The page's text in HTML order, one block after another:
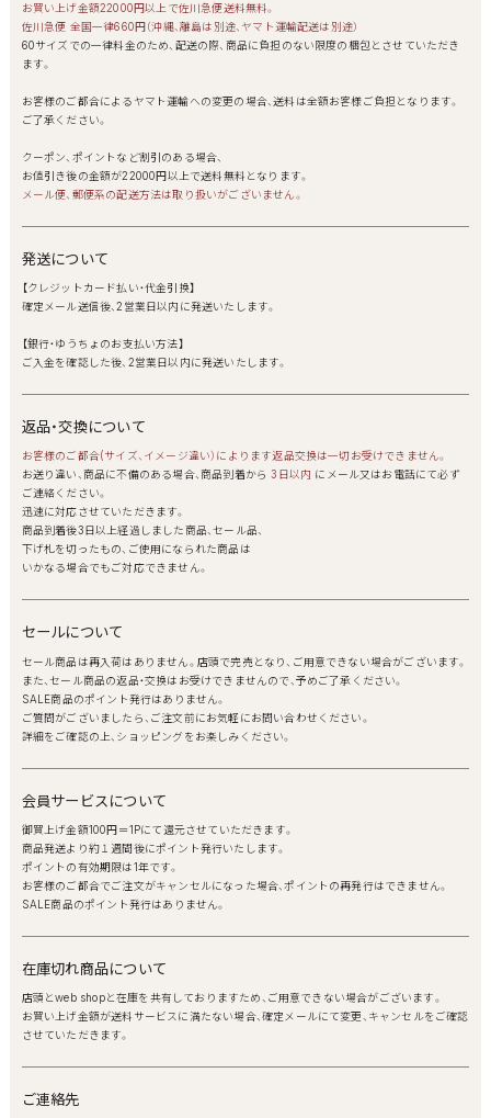
お買い上げ金額22000円以上で佐川急便送料無料。
佐川急便 全国一律660円（沖縄、離島は別途、ヤマト運輸配送は別途）
60サイズでの一律料金のため、配送の際、商品に負担のない限度の梱包とさせていただき
ます。
お客様のご都合によるヤマト運輸への変更の場合、送料は全額お客様ご負担となります。
ご了承ください。
クーポン、ポイントなど割引のある場合、
お値引き後の金額が22000円以上で送料無料となります。
メール便、郵便系の配送方法は取り扱いがございません。
発送について
【クレジットカード払い・代金引換】
確定メール送信後、2営業日以内に発送いたします。
【銀行・ゆうちょのお支払い方法】
ご入金を確認した後、2営業日以内に発送いたします。
返品・交換について
お客様のご都合(サイズ、イメージ違い）によります返品交換は一切お受けできません。
お送り違い、商品に不備のある場合、商品到着から3日以内 にメール又はお電話にて必ず
ご連絡ください。
迅速に対応させていただきます。
商品到着後3日以上経過しました商品、セール品、
下げ札を切ったもの、ご使用になられた商品は
いかなる場合でもご対応できません。
セールについて
セール商品は再入荷はありません。店頭で完売となり、ご用意できない場合がございます。
また、セール商品の返品・交換はお受けできませんので、予めご了承ください。
SALE商品のポイント発行はありません。
ご質問がございましたら、ご注文前にお気軽にお問い合わせください。
詳細をご確認の上、ショッピングをお楽しみください。
会員サービスについて
御買上げ金額100円＝1Pにて還元させていただきます。
商品発送より約１週間後にポイント発行いたします。
ポイントの有効期限は1年です。
お客様のご都合でご注文がキャンセルになった場合、ポイントの再発行はできません。
SALE商品のポイント発行はありません。
在庫切れ商品について
店頭とweb shopと在庫を共有しておりますため、ご用意できない場合がございます。
お買い上げ金額が送料サービスに満たない場合、確定メールにて変更、キャンセルをご確認
させていただきます。
ご連絡先